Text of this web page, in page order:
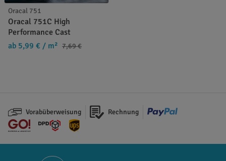
Oracal 751
Oracal 751C High
Performance Cast
ab 5,99 € / m² 7,69 €
Vorabüberweisung Rechnung